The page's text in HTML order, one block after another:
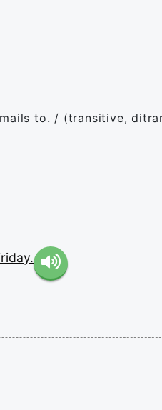
to. / (transitive,